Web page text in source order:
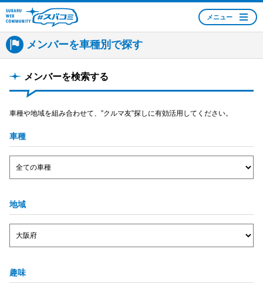
SUBARU WEB
COMMUNITY #スバコ
ミ
メニュー
メンバーを車種別で探す
メンバーを検索する
車種や地域を組み合わせて、”クルマ友”探しに有効活用してください。
車種
地域
趣味